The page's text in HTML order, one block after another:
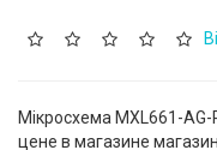
Мікросхема MXL661-
цене в магазине